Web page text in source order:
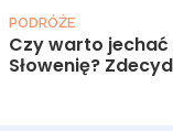
PODRÓŻE
Czy warto jechać
Słowenię?